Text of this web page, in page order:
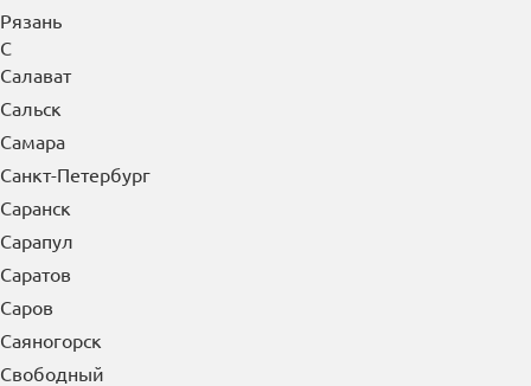
Руза
Рыбинск
Рязань
С
Салават
Сальск
Самара
Санкт-Петербург
Саранск
Сарапул
Саратов
Саров